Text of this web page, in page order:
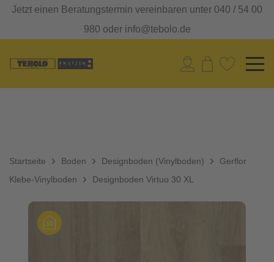
Jetzt einen Beratungstermin vereinbaren unter 040 / 54 00
980 oder info@tebolo.de
Startseite Boden
Designboden (Vinylboden)
Klebe-Vinylboden
Gerflor
Designboden Virtuo 30 XL